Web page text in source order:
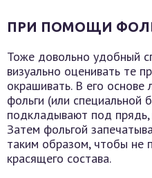
ПРИ ПОМОЩИ
Тоже довольно удобный
визуально оценивать те
окрашивать. В его основе
фольги (или специальной
подкладывают под прядь,
Затем фольгой
таким образом, чтобы не
красящего состава.